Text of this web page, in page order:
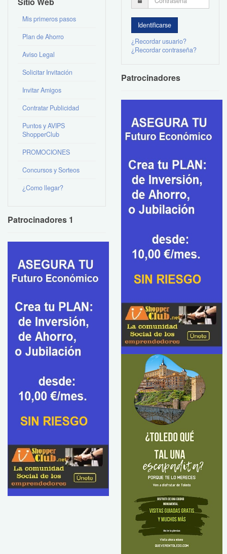
Mis primeros pasos
Plan de Ahorro
Aviso Legal
Solicitar Invitación
Invitar Amigos
Contratar Publicidad
Puntos y AVIPS
ShopperClub
PROMOCIONES
Concursos y Sorteos
¿Como llegar?
Patrocinadores 1
¿Recordar usuario?
¿Recordar contraseña?
Patrocinadores